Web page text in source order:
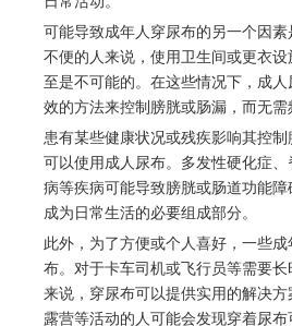
可能导致成年人穿尿布的另一个因
不便的人来说，使用卫生间或更衣
至是不可能的。在这些情况下，成
效的方法来控制膀胱或肠漏，而无需
患有某些健康状况或残疾影响其控
可以使用成人尿布。多发性硬化症
病等疾病可能导致膀胱或肠道功能
成为日常生活的必要组成部分。
此外，为了方便或个人喜好，一些
布。对于卡车司机或飞行员等需要
来说，穿尿布可以提供实用的解决
露营等活动的人可能会发现穿着尿